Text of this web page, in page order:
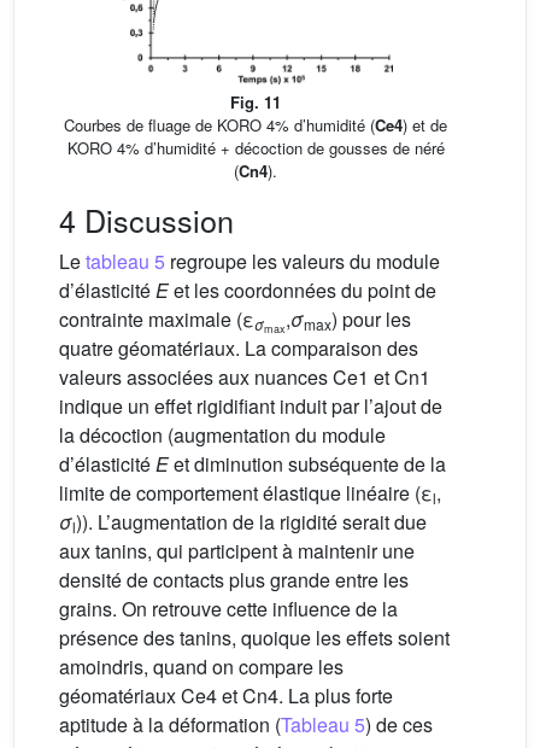
Fig. 11
Courbes de fluage de KORO 4% d’humidité (Ce4) et de
KORO 4% d’humidité + décoction de gousses de néré
(Cn4).
4 Discussion
Letableau 5 regroupe les valeurs du module
d’élasticitéEet les coordonnées du point de
contrainte maximale (εσmax,σmax) pour les
quatre géomatériaux. La comparaison des
valeurs associées aux nuances Ce1 et Cn1
indique un effet rigidifiant induit par l’ajout de
la décoction (augmentation du module
d’élasticitéEet diminution subséquente de la
limite de comportement élastique linéaire (εl,
σl)). L’augmentation de la rigidité serait due
aux tanins, qui participent à maintenir une
densité de contacts plus grande entre les
grains. On retrouve cette influence de la
présence des tanins, quoique les effets soient
amoindris, quand on compare les
géomatériaux Ce4 et Cn4. La plus forte
aptitude à la déformation (Tableau 5) de ces